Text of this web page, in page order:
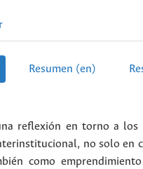
Resumen (en)
reflexión en torno a los
no solo en
como